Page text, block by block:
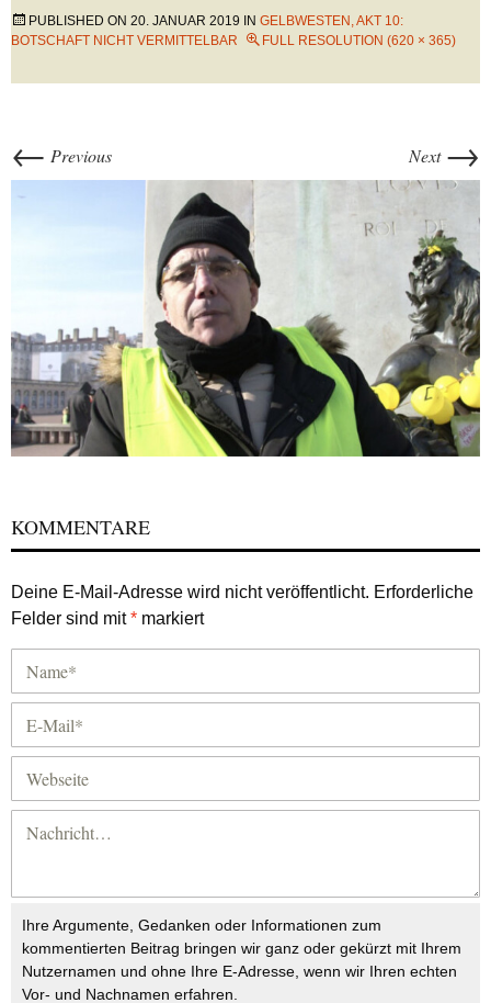
PUBLISHED ON 20. JANUAR 2019 IN GELBWESTEN, AKT 10:
BOTSCHAFT NICHT VERMITTELBAR
FULL RESOLUTION (620 × 365)
← Previous Next →
KOMMENTARE
Deine E-Mail-Adresse wird nicht veröffentlicht. Erforderliche
Felder sind mit* markiert
Ihre Argumente, Gedanken oder Informationen zum
kommentierten Beitrag bringen wir ganz oder gekürzt mit Ihrem
Nutzernamen und ohne Ihre E-Adresse, wenn wir Ihren echten
Vor- und Nachnamen erfahren.